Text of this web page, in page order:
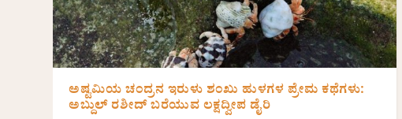
ಅಷ್ಟಮಿಯ ಚಂದ್ರನ ಇರುಳು ಶಂಖು ಹುಳಗಳ ಪ್ರೇಮ ಕಥೆಗಳು:
ಅಬ್ದುಲ್ ರಶೀದ್ ಬರೆಯುವ ಲಕ್ಷದ್ವೀಪ ಡೈರಿ